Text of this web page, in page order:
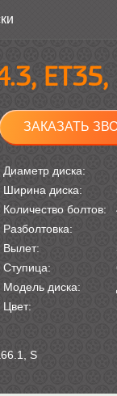
ЗАКАЗАТЬ
Диаметр диска:
Ширина диска:
Количество болтов:
Разболтовка:
Вылет:
Ступица:
Модель диска:
Цвет:
S